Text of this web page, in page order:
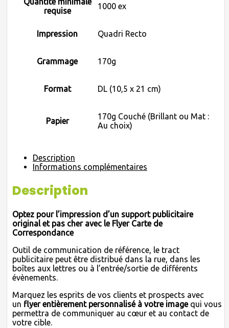
requise
1000 ex
Impression Quadri Recto
Grammage 170g
Format DL (10,5 x 21 cm)
Papier
170g Couché (Brillant ou Mat :
Au choix)
Description
Informations complémentaires
Description
Optez pour l’impression d’un support publicitaire
original et pas cher avec le Flyer Carte de
Correspondance
Outil de communication de référence, le tract
publicitaire peut être distribué dans la rue, dans les
boîtes aux lettres ou à l’entrée/sortie de différents
évènements.
Marquez les esprits de vos clients et prospects avec
un flyer entièrement personnalisé à votre imagequi vous
permettra de communiquer au cœur et au contact de
votre cible.